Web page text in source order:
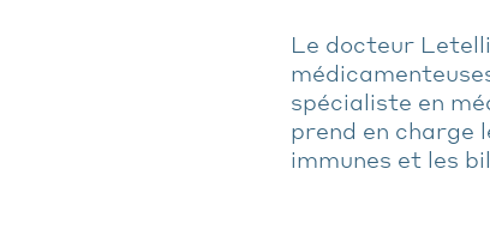
Le docteur
spécialiste en
prend en charge
immunes et les